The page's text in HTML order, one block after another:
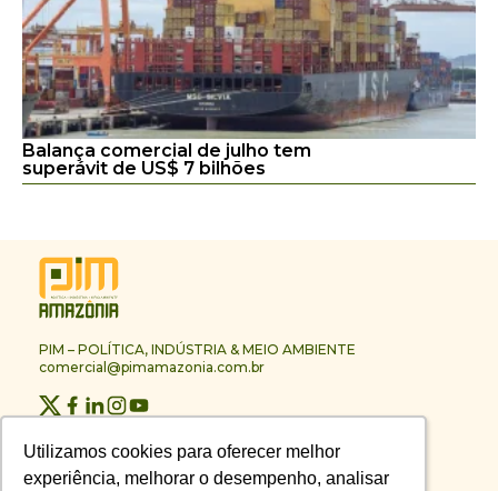
Utilizamos cookies para oferecer melhor
experiência, melhorar o desempenho, analisar
Utilizamos cookies para oferecer melhor
experiência, melhorar o desempenho, analisar
Balança comercial de julho tem
superávit de US$ 7 bilhões
PIM – POLÍTICA, INDÚSTRIA & MEIO AMBIENTE
comercial@pimamazonia.com.br
Contato
Publicidade